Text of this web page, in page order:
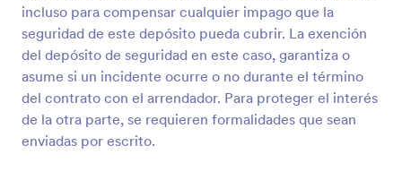
incluso para compensar cualquier impago que la
seguridad de este depósito pueda cubrir. La exención
del depósito de seguridad en este caso, garantiza o
asume si un incidente ocurre o no durante el término
del contrato con el arrendador. Para proteger el interés
de la otra parte, se requieren formalidades que sean
enviadas por escrito.